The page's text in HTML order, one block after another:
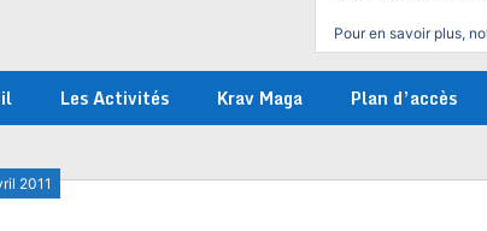
Pour en savoir plus,
Les Activités Krav Maga Plan d’accès
2011